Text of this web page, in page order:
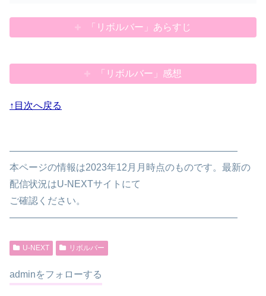
「リボルバー」あらすじ
「リボルバー」感想
↑目次へ戻る
————————————————————————
本ページの情報は2023年12月月時点のものです。最新の
配信状況はU-NEXTサイトにて
ご確認ください。
————————————————————————
U-NEXT リボルバー
adminをフォローする